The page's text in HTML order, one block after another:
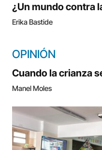
¿Un mundo contra
Erika Bastide
OPINIÓN
Cuando la crianza
Manel Moles